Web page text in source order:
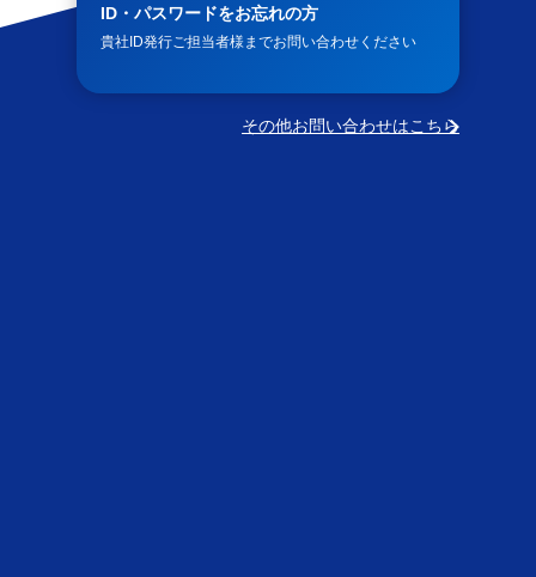
ID・パスワードをお忘れの方
貴社ID発行ご担当者様までお問い合わせください
その他お問い合わせはこちら